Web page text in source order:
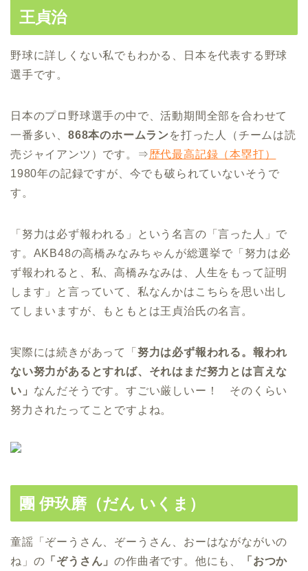
王貞治
野球に詳しくない私でもわかる、日本を代表する野球
選手です。
日本のプロ野球選手の中で、活動期間全部を合わせて
一番多い、 868本のホームランを打った人（チームは読
売ジャイアンツ）です。⇒歴代最高記録（本塁打）
1980年の記録ですが、今でも破られていないそうで
す。
「努力は必ず報われる」という名言の「言った人」で
す。AKB48の高橋みなみちゃんが総選挙で「努力は必
ず報われると、私、高橋みなみは、人生をもって証明
します」と言っていて、私なんかはこちらを思い出し
てしまいますが、もともとは王貞治氏の名言。
実際には続きがあって「 努力は必ず報われる。報われ
ない努力があるとすれば、それはまだ努力とは言えな
い」 なんだそうです。すごい厳しいー！ そのくらい
努力されたってことですよね。
團 伊玖磨（だん いくま）
童謡「ぞーうさん、ぞーうさん、おーはながながいの
ね」の 「ぞうさん」の作曲者です。他にも、
「おつか